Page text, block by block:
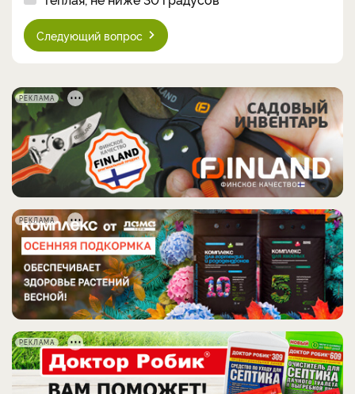
Следующий вопрос
РЕКЛАМА
РЕКЛАМА
РЕКЛАМА